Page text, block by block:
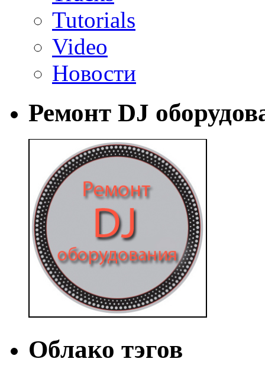
Tutorials
Video
Новости
Ремонт DJ
Облако тэгов